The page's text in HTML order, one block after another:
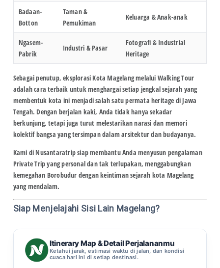
Badaan-
Botton
Taman &
Pemukiman
Keluarga & Anak-anak
Ngasem-
Pabrik
Industri & Pasar
Fotografi & Industrial
Heritage
Sebagai penutup, eksplorasi Kota Magelang melalui Walking Tour
adalah cara terbaik untuk menghargai setiap jengkal sejarah yang
membentuk kota ini menjadi salah satu permata heritage di Jawa
Tengah. Dengan berjalan kaki, Anda tidak hanya sekadar
berkunjung, tetapi juga turut melestarikan narasi dan memori
kolektif bangsa yang tersimpan dalam arsitektur dan budayanya.
Kami di Nusantaratripsiap membantu Anda menyusun pengalaman
Private Tripyang personal dan tak terlupakan, menggabungkan
kemegahan Borobudur dengan keintiman sejarah kota Magelang
yang mendalam.
Siap Menjelajahi Sisi Lain Magelang?
Itinerary Map & Detail Perjalananmu
Ketahui jarak, estimasi waktu di jalan, dan kondisi
cuaca hari ini di setiap destinasi.